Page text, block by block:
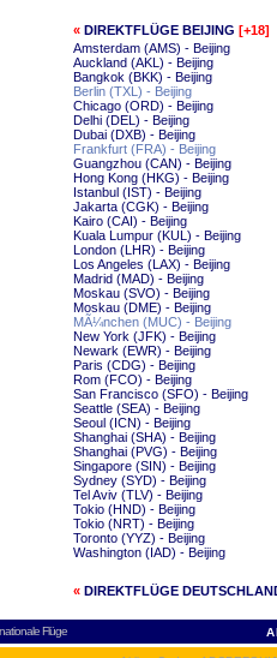
« DIREKTFLÜGE BEIJING [+18]
Amsterdam (AMS) - Beijing
Auckland (AKL) - Beijing
Bangkok (BKK) - Beijing
Berlin (TXL) - Beijing
Chicago (ORD) - Beijing
Delhi (DEL) - Beijing
Dubai (DXB) - Beijing
Frankfurt (FRA) - Beijing
Guangzhou (CAN) - Beijing
Hong Kong (HKG) - Beijing
Istanbul (IST) - Beijing
Jakarta (CGK) - Beijing
Kairo (CAI) - Beijing
Kuala Lumpur (KUL) - Beijing
London (LHR) - Beijing
Los Angeles (LAX) - Beijing
Madrid (MAD) - Beijing
Moskau (SVO) - Beijing
Moskau (DME) - Beijing
MÃ¼nchen (MUC) - Beijing
New York (JFK) - Beijing
Newark (EWR) - Beijing
Paris (CDG) - Beijing
Rom (FCO) - Beijing
San Francisco (SFO) - Beijing
Seattle (SEA) - Beijing
Seoul (ICN) - Beijing
Shanghai (SHA) - Beijing
Shanghai (PVG) - Beijing
Singapore (SIN) - Beijing
Sydney (SYD) - Beijing
Tel Aviv (TLV) - Beijing
Tokio (HND) - Beijing
Tokio (NRT) - Beijing
Toronto (YYZ) - Beijing
Washington (IAD) - Beijing
« DIREKTFLÜGE
Flüge